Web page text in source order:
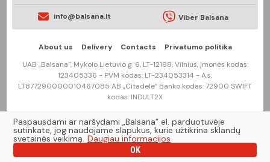
info@balsana.lt Viber Balsana
About us Delivery Contacts
Privatumo politika
UAB „Balsana", Mykolo Lietuvio g. 6, LT-12188, Vilnius, Įmonės kodas:
123405336 - PVM kodas: LT-234053314 - A.s.
LT877290000010467085 AB „Citadele” Banko kodas: 72900 SWIFT
kodas: INDULT2X
2020 © balsana.lt Visos teisės saugomos įstatymo.
Paspausdami ar naršydami „Balsana” el. parduotuvėje
sutinkate, jog naudojame slapukus, kurie užtikrina sklandų
svetainės veikimą. Daugiau informacijos
OK